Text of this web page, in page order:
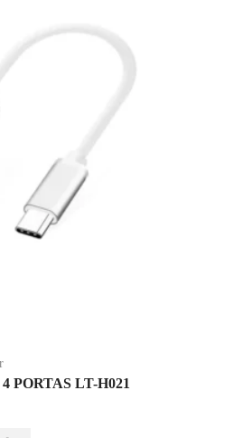
PORTAS LT-H021